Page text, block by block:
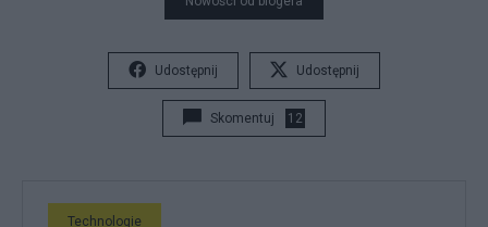
Udostępnij Udostępnij
Skomentuj 12
Technologie